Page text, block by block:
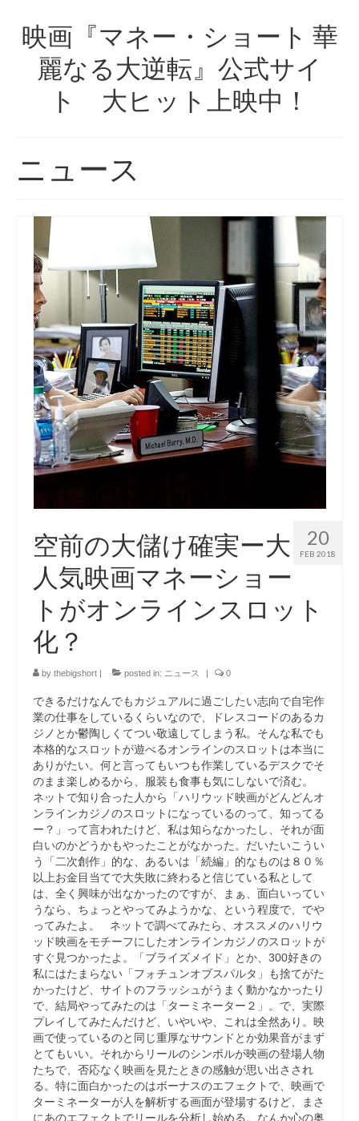
映画『マネー・ショート 華
麗なる大逆転』公式サイ
ト 大ヒット上映中！
ニュース
20
FEB 2018
空前の大儲け確実ー大
人気映画マネーショー
トがオンラインスロット
化？
by thebigshort | posted in: ニュース | 0
できるだけなんでもカジュアルに過ごしたい志向で自宅作
業の仕事をしているくらいなので、ドレスコードのあるカ
ジノとか鬱陶しくてつい敬遠してしまう私。そんな私でも
本格的なスロットが遊べるオンラインのスロットは本当に
ありがたい。何と言ってもいつも作業しているデスクでそ
のまま楽しめるから、服装も食事も気にしないで済む。
ネットで知り合った人から「ハリウッド映画がどんどんオ
ンラインカジノのスロットになっているのって、知ってる
ー？」って言われたけど、私は知らなかったし、それが面
白いのかどうかもやったことがなかった。だいたいこうい
う「二次創作」的な、あるいは「続編」的なものは８０％
以上お金目当てで大失敗に終わると信じている私として
は、全く興味が出なかったのですが、まぁ、面白いってい
うなら、ちょっとやってみようかな、という程度で、でや
ってみたよ。 ネットで調べてみたら、オススメのハリウ
ッド映画をモチーフにしたオンラインカジノのスロットが
すぐ見つかったよ。「ブライズメイド」とか、300好きの
私にはたまらない「フォチュンオブスパルタ」も捨てがた
かったけど、サイトのフラッシュがうまく動かなかったり
で、結局やってみたのは「ターミネーター２」。で、実際
プレイしてみたんだけど、いやいや、これは全然あり。映
画で使っているのと同じ重厚なサウンドとか効果音がまず
とてもいい。それからリールのシンボルが映画の登場人物
たちで、否応なく映画を見たときの感触が思い出さされ
る。特に面白かったのはボーナスのエフェクトで、映画で
ターミネーターが人を解析する画面が登場するけど、まさ
にあのエフェクトでリールを分析し始める。なんか心の奥